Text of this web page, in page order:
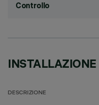
Controllo
INSTALLAZIONE
DESCRIZIONE